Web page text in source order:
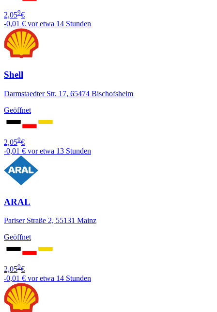
2,059€
-0,01 € vor etwa 14 Stunden
Shell
Darmstaedter Str. 17, 65474 Bischofsheim
Geöffnet
2,059€
-0,01 € vor etwa 13 Stunden
ARAL
Pariser Straße 2, 55131 Mainz
Geöffnet
2,059€
-0,01 € vor etwa 14 Stunden